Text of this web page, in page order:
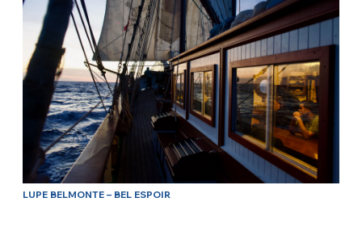
LUPE BELMONTE – BEL ESPOIR